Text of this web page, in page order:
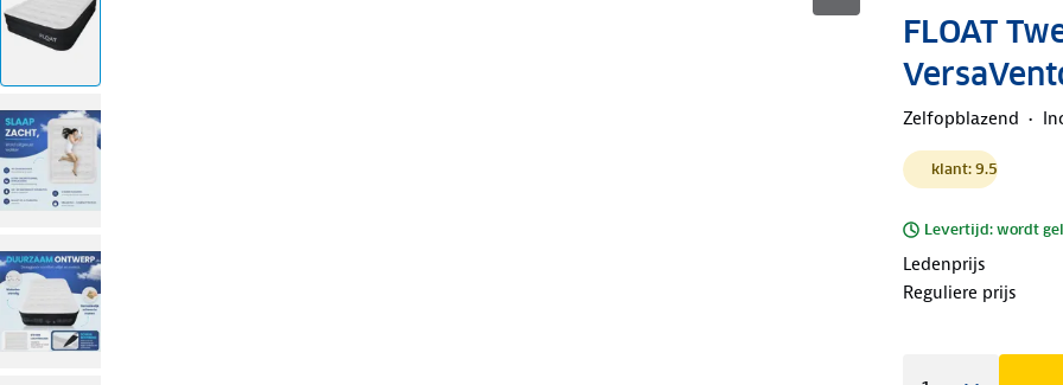
FLOAT
Zelfopblazend
klant: 9.5
Levertijd: wordt
Ledenprijs
Reguliere prijs